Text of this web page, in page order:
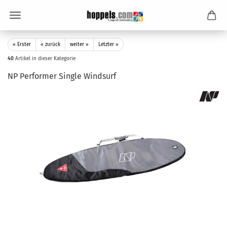
« Erster « zurück weiter » Letzter »
40 Artikel in dieser Kategorie
NP Performer Single Windsurf